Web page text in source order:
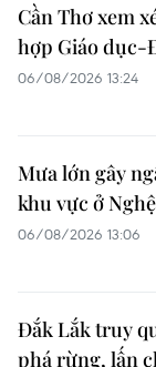
Cần Thơ xem
hợp Giáo dục-
06/08/2026 13:24
Mưa lớn gây
khu vực ở
06/08/2026 13:06
Đắk Lắk truy
phá rừng, lấn